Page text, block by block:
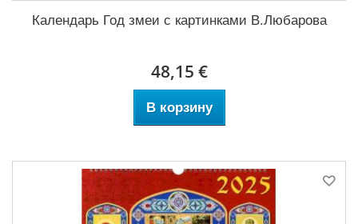
Календарь Год змеи с картинками В.Любарова
48,15 €
В корзину